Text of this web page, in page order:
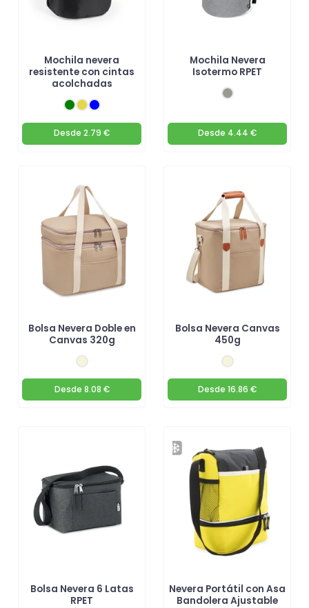
Mochila nevera
resistente con cintas
acolchadas
Desde 2.79 €
Mochila Nevera
Isotermo RPET
Desde 4.44 €
Bolsa Nevera Doble en
Canvas 320g
Desde 8.08 €
Bolsa Nevera Canvas
450g
Desde 16.86 €
Bolsa Nevera 6 Latas
RPET
Nevera Portátil con Asa
Bandolera Ajustable